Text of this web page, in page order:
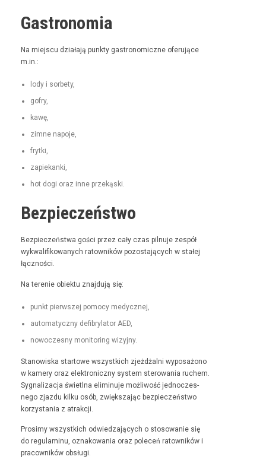
Gastronomia
Na miejs­cu dzi­ała­ją punk­ty gas­tro­nom­iczne ofer­u­jące
m.in.:
lody i sorbety,
gofry,
kawę,
zimne napo­je,
fry­t­ki,
zapiekan­ki,
hot dogi oraz inne przekąski.
Bezpieczeństwo
Bez­pieczeńst­wa goś­ci przez cały czas pil­nu­je zespół
wyk­wal­i­fikowanych ratown­ików pozosta­ją­cych w stałej
łączności.
Na tere­nie obiek­tu zna­j­du­ją się:
punkt pier­wszej pomo­cy medycznej,
automaty­czny defi­bry­la­tor AED,
nowoczes­ny mon­i­tor­ing wizyjny.
Stanowiska star­towe wszys­t­kich zjeżdżal­ni wyposażono
w kamery oraz elek­tron­iczny sys­tem sterowa­nia ruchem.
Syg­nal­iza­c­ja świ­etl­na elimin­u­je możli­wość jed­noczes­
nego zjaz­du kilku osób, zwięk­sza­jąc bez­pieczeńst­wo
korzys­ta­nia z atrakcji.
Prosimy wszys­t­kich odwiedza­ją­cych o stosowanie się
do reg­u­laminu, oznakowa­nia oraz pole­ceń ratown­ików i
pra­cown­ików obsługi.